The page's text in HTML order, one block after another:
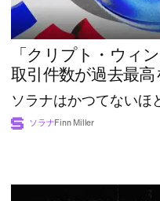
「クリプト・ウィ
取引件数が過去最高
ソラナはかつてないほ
ソラナFinn Miller